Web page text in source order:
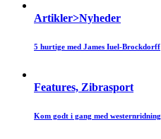
Artikler>Nyheder
5 hurtige med James Iuel-Brockdorff
Features, Zibrasport
Kom godt i gang med westernridning